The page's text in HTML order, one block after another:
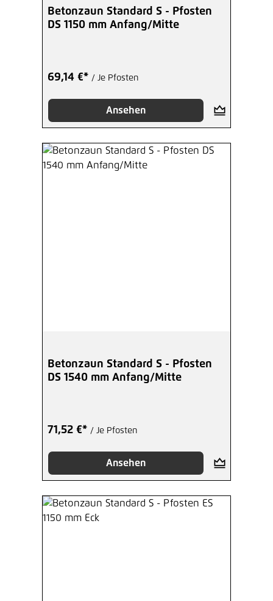
Betonzaun Standard S - Pfosten
DS 1150 mm Anfang/Mitte
69,14 €* / Je Pfosten
Ansehen
Betonzaun Standard S - Pfosten
DS 1540 mm Anfang/Mitte
71,52 €* / Je Pfosten
Ansehen